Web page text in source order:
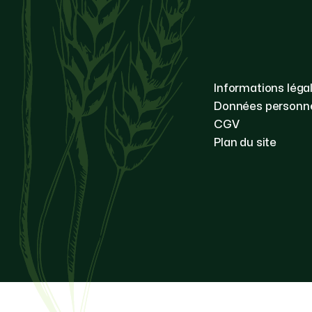
Informations
Données
CGV
Plan du site